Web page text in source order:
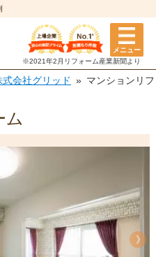
メニュー
※2021年2月リフォーム産業新聞より
式会社グリッド マンションリ
ム
《